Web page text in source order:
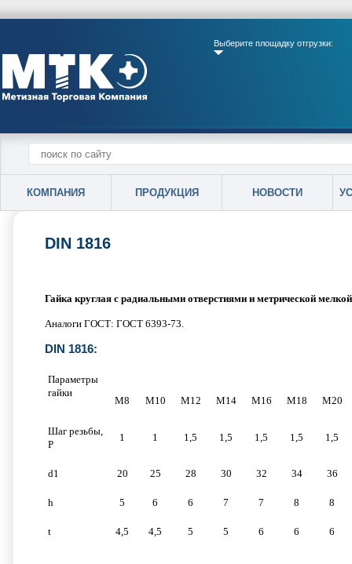
Выберите площадку отгрузки:
КОМПАНИЯ ПРОДУКЦИЯ НОВОСТИ
DIN 1816
Гайка круглая с радиальными отверстиями и метрической
Аналоги ГОСТ: ГОСТ 6393-73.
DIN 1816:
Параметры
гайки
M8 M10 M12 M14 M16 М18 М20
Шаг резьбы,
P
1 1 1,5 1,5 1,5 1,5 1,5
d1 20 25 28 30 32 34 36
h 5 6 6 7 7 8 8
t 4,5 4,5 5 5 6 6 6